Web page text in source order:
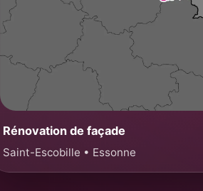
Rénovation de façade
Saint-Escobille • Essonne